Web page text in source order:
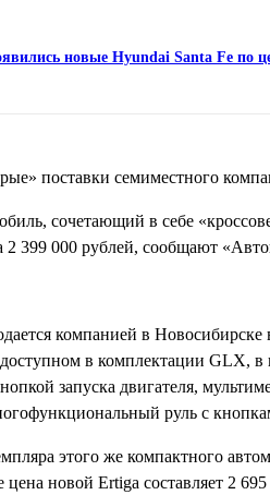
новые Hyundai Santa Fe по
поставки семиместного
сочетающий в себе
399 000 рублей, сообщают
компанией в Новосибирске
в комплектации GLX, в
запуска двигателя,
руль с
этого же компактного
новой Ertiga составляет 2